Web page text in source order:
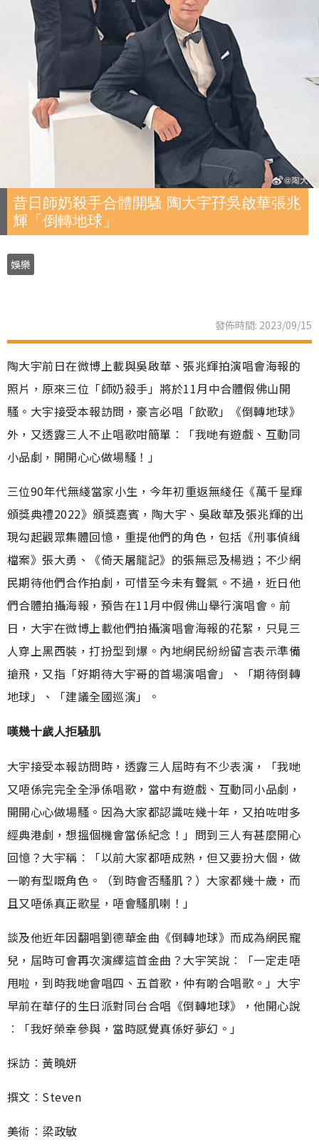
昔日師奶殺手合體開騷 陶大宇孖吳啟華張兆
輝「倒轉地球」
娛樂
發佈時間: 2023/09/15
陶大宇前日在微博上載與吳啟華、張兆輝拍演唱會海報的
照片，原來三位「師奶殺手」將於11月中合體假佛山開
騷。大宇接受本報訪問，豪言必唱「飲歌」《倒轉地球》
外，又透露三人不止唱歌咁簡單︰「我哋有遊戲、互動同
小品劇，開開心心做場騷！」
三位90年代無綫當家小生，今年初重返無綫任《萬千星輝
頒獎典禮2022》頒獎嘉賓，陶大宇、吳啟華及張兆輝的出
現勾起觀眾集體回憶，重提他們的角色，包括《刑事偵緝
檔案》張大勇、《倚天屠龍記》的張無忌及楊逍；不少網
民期待他們合作拍劇，可惜至今未有聲氣。不過，近日他
們合體拍攝海報，預告在11月中假佛山舉行演唱會。前
日，大宇在微博上載他們拍攝演唱會海報的花絮，只見三
人穿上黑西裝，打扮型到爆。內地網民紛紛留言表示準備
搶飛，又指「好期待大宇哥的首場演唱會」、「期待倒轉
地球」、「建議全國巡演」。
嘆幾十歲人拒騷肌
大宇接受本報訪問時，透露三人屆時有不少表演，「我哋
又唔係完完全全淨係唱歌，當中有遊戲、互動同小品劇，
開開心心做場騷。因為大家都認識咗幾十年，又拍咗咁多
經典港劇，想搵個機會當係紀念！」問到三人有甚麼開心
回憶？大宇稱︰「以前大家都唔成熟，但又要扮大個，做
一啲有型嘅角色。（到時會否騷肌？）大家都幾十歲，而
且又唔係真正歌星，唔會騷肌喇！」
談及他近年因翻唱劉德華金曲《倒轉地球》而成為網民寵
兒，屆時可會再次演繹這首金曲？大宇笑說︰「一定走唔
甩啦，到時我哋會唱四、五首歌，仲有啲合唱歌。」大宇
早前在華仔的生日派對同台合唱《倒轉地球》，他開心說
︰「我好榮幸參與，當時感覺真係好夢幻。」
採訪︰黃曉妍
撰文︰Steven
美術︰梁政敏